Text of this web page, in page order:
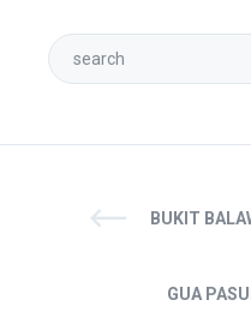
BUKIT
GUA